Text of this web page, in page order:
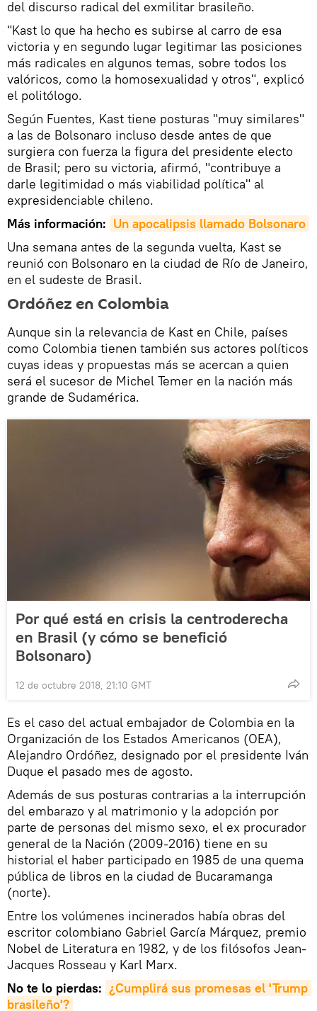
del discurso radical del exmilitar brasileño.
"Kast lo que ha hecho es subirse al carro de esa
victoria y en segundo lugar legitimar las posiciones
más radicales en algunos temas, sobre todos los
valóricos, como la homosexualidad y otros", explicó
el politólogo.
Según Fuentes, Kast tiene posturas "muy similares"
a las de Bolsonaro incluso desde antes de que
surgiera con fuerza la figura del presidente electo
de Brasil; pero su victoria, afirmó, "contribuye a
darle legitimidad o más viabilidad política" al
expresidenciable chileno.
Más información: Un apocalipsis llamado Bolsonaro
Una semana antes de la segunda vuelta, Kast se
reunió con Bolsonaro en la ciudad de Río de Janeiro,
en el sudeste de Brasil.
Ordóñez en Colombia
Aunque sin la relevancia de Kast en Chile, países
como Colombia tienen también sus actores políticos
cuyas ideas y propuestas más se acercan a quien
será el sucesor de Michel Temer en la nación más
grande de Sudamérica.
Por qué está en crisis la centroderecha
en Brasil (y cómo se benefició
Bolsonaro)
12 de octubre 2018, 21:10 GMT
Es el caso del actual embajador de Colombia en la
Organización de los Estados Americanos (OEA),
Alejandro Ordóñez, designado por el presidente Iván
Duque el pasado mes de agosto.
Además de sus posturas contrarias a la interrupción
del embarazo y al matrimonio y la adopción por
parte de personas del mismo sexo, el ex procurador
general de la Nación (2009-2016) tiene en su
historial el haber participado en 1985 de una quema
pública de libros en la ciudad de Bucaramanga
(norte).
Entre los volúmenes incinerados había obras del
escritor colombiano Gabriel García Márquez, premio
Nobel de Literatura en 1982, y de los filósofos Jean-
Jacques Rosseau y Karl Marx.
No te lo pierdas: ¿Cumplirá sus promesas el 'Trump
brasileño'?